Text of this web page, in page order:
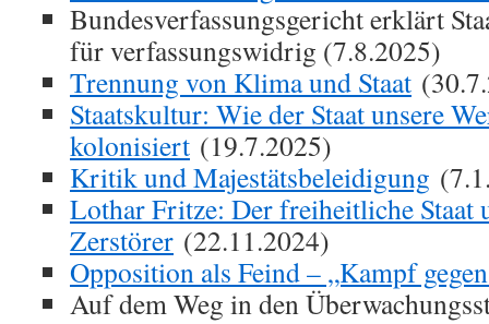
Bundesverfassungsgericht erklärt
für verfassungswidrig (7.8.2025)
Trennung von Klima und Staat
Staatskultur: Wie der Staat unsere
kolonisiert (19.7.2025)
Kritik und Majestätsbeleidigung
Lothar Fritze: Der freiheitliche Staat
Zerstörer (22.11.2024)
Opposition als Feind – „Kampf
Auf dem Weg in den